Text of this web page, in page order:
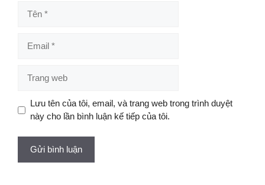
web
Lưu tên của tôi, email, và trang web trong trình duyệt
này cho lần bình luận kế tiếp của tôi.